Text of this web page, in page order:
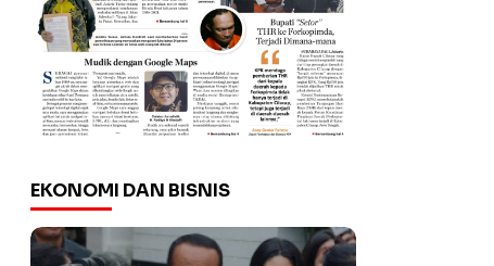
EKONOMI DAN BISNIS